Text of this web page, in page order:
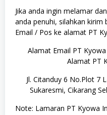
Jika anda ingin melamar
anda penuhi, silahkan kirim
Email / Pos ke alamat PT
Alamat Email PT
Alamat PT
Jl. Citanduy 6 No.Plot 7
Sukaresmi, Cikarang
Note: Lamaran PT Kyowa